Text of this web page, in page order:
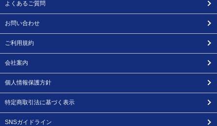
よくあるご質問
お問い合わせ
ご利用規約
会社案内
個人情報保護方針
特定商取引法に基づく表示
SNSガイドライン